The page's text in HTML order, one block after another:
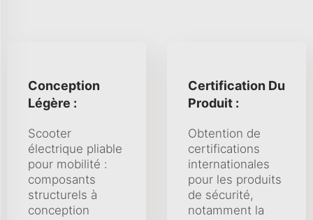
Conception
Légère :
Scooter
électrique pliable
pour mobilité :
composants
structurels à
conception
Certification Du
Produit :
Obtention de
certifications
internationales
pour les produits
de sécurité,
notamment la